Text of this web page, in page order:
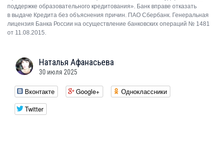
поддержке образовательного кредитования». Банк вправе отказать
в выдаче Кредита без объяснения причин. ПАО Сбербанк. Генеральная
лицензия Банка России на осуществление банковских операций № 1481
от 11.08.2015.
Наталья Афанасьева
30 июля 2025
Вконтакте Google+
Одноклассники
Twitter